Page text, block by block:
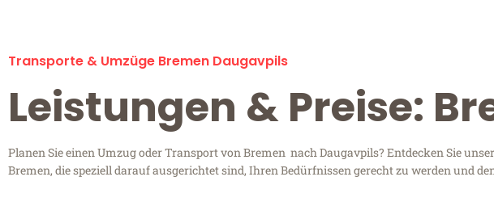
Transporte & Umzüge Bremen Daugavpils
Leistungen & Preise:
Planen Sie einen Umzug oder Transport von Bremen nach Daugavpils? Entdecken Sie
Bremen, die speziell darauf ausgerichtet sind, Ihren Bedürfnissen gerecht zu werden und